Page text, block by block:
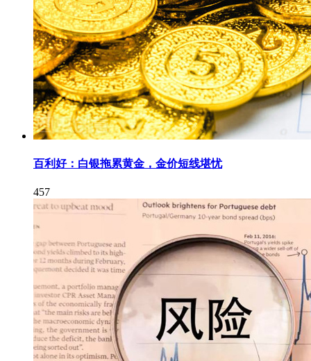
百利好：白银拖累黄金，金价短线堪忧
457